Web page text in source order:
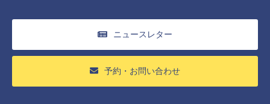
ニュースレター
予約・お問い合わせ